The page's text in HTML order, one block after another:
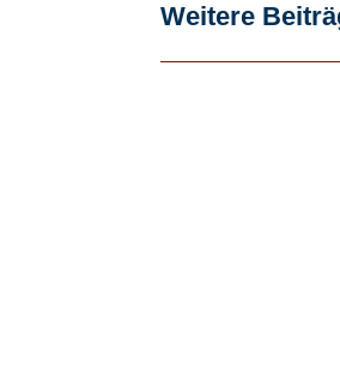
Weitere